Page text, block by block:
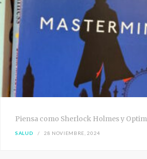
Piensa como Sherlock Holmes y
SALUD 28 NOVIEMBRE, 2024